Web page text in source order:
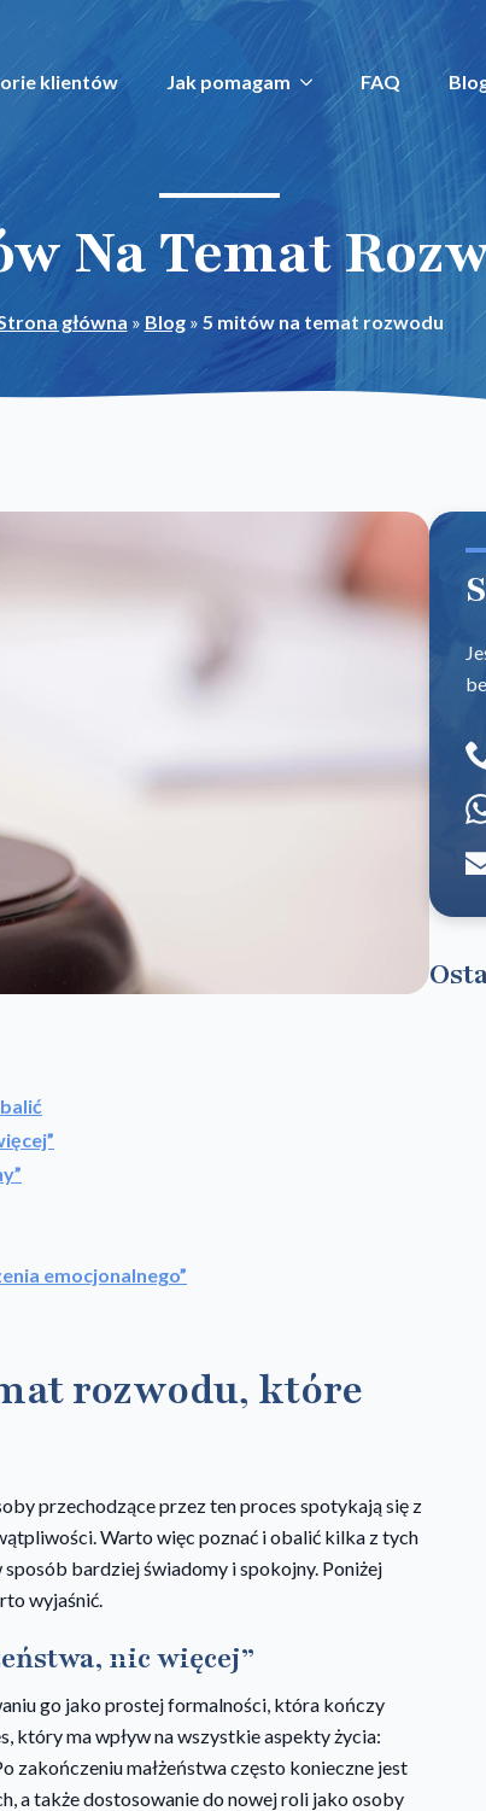
klientów Jak pomagam FAQ
Na Temat
główna » Blog » 5 mitów na temat rozwodu
emocjonalnego”
rozwodu, które
przechodzące przez ten proces spotykają się z
Warto więc poznać i obalić kilka z tych
bardziej świadomy i spokojny. Poniżej
wyjaśnić.
nic więcej”
go jako prostej formalności, która kończy
który ma wpływ na wszystkie aspekty życia:
zakończeniu małżeństwa często konieczne jest
a także dostosowanie do nowej roli jako osoby